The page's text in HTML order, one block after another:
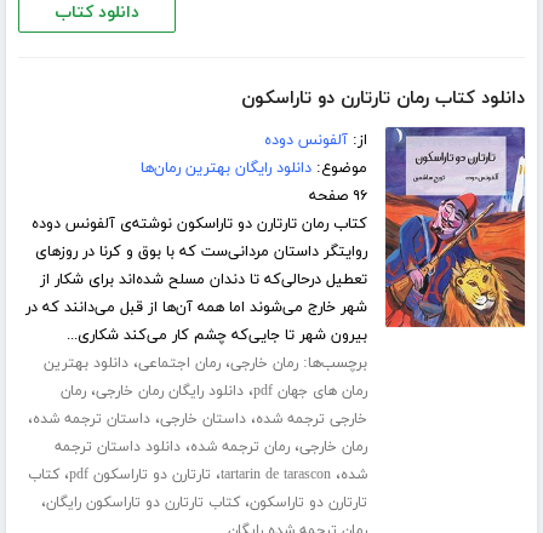
دانلود کتاب
دانلود کتاب رمان تارتارن دو تاراسکون
از:آلفونس دوده
موضوع:دانلود رایگان بهترین رمان‌ها
۹۶ صفحه
کتاب رمان تارتارن دو تاراسکون نوشته‌ی آلفونس دوده
روایتگر داستان مردانی‌ست که با بوق و کرنا در روزهای
تعطیل د‌رحالی‌که تا دندان مسلح شده‌اند برای شکار از
شهر خارج می‌شوند اما همه آن‌ها از قبل می‌دانند که در
بیرون شهر تا جایی‌که چشم کار می‌کند شکاری...
برچسب‌ها:رمان خارجی،رمان اجتماعی،دانلود بهترین
رمان های جهان pdf
،دانلود رایگان رمان خارجی،رمان
خارجی ترجمه شده،داستان خارجی،داستان ترجمه شده،
رمان خارجی،رمان ترجمه شده،دانلود داستان ترجمه
شده،tartarin de tarascon، تارتارن دو تاراسکون pdf ،کتاب
تارتارن دو تاراسکون،کتاب تارتارن دو تاراسکون رایگان،